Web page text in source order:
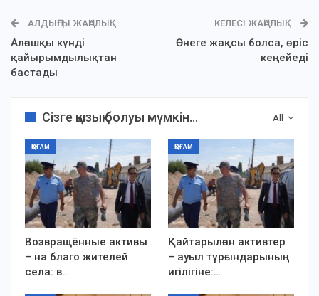
АЛДЫҢҒЫ ЖАҢАЛЫҚ
Алғашқы күнді
қайырымдылықтан
бастады
КЕЛЕСІ ЖАҢАЛЫҚ
Өнеге жақсы болса, өріс
кеңейеді
All
Сізге қызық болуы мүмкін...
ҚОҒАМ
Возвращённые активы
– на благо жителей
села: в…
ҚОҒАМ
Қайтарылған активтер
– ауыл тұрғындарының
игілігіне:…